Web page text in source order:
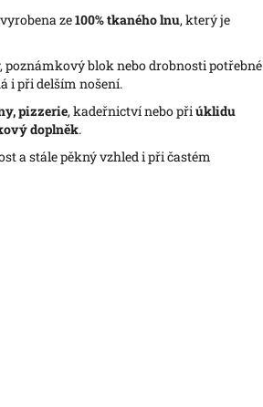
ze100% tkaného lnu, který je
blok nebo drobnosti potřebné
i při delším nošení.
pizzerie, kadeřnictví nebo přiúklidu
doplněk.
a stále pěkný vzhled i při častém